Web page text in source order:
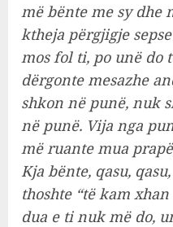
më bënte me sy dhe
ktheja përgjigje
mos fol ti, po unë do
dërgonte mesazhe
shkon në punë, nuk
në punë. Vija nga
më ruante mua
Kja bënte, qasu,
thoshte “të kam
dua e ti nuk më do,